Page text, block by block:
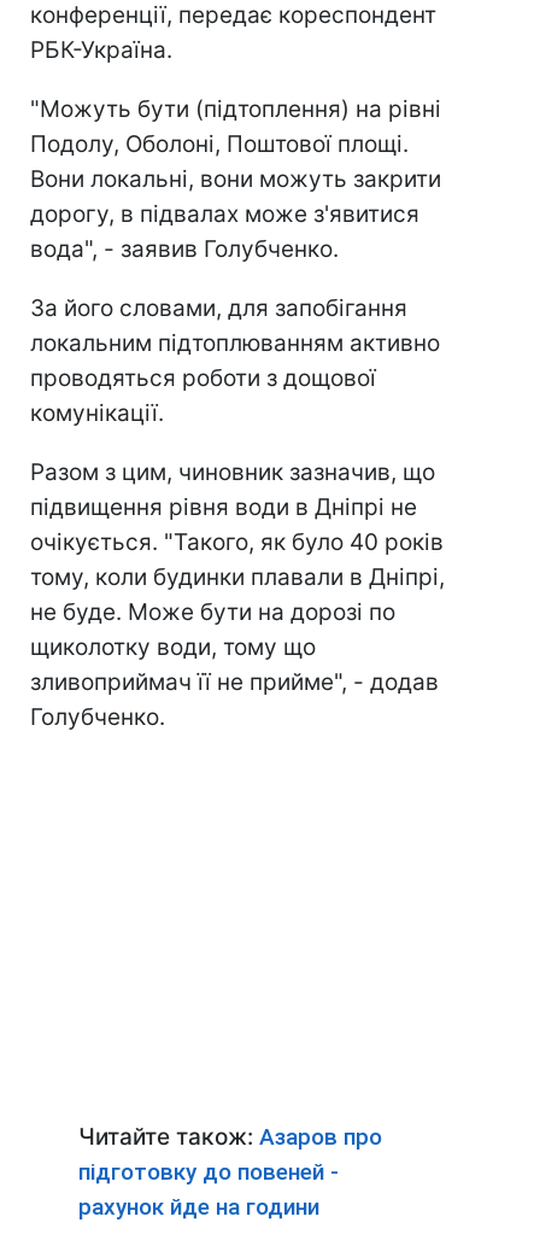
конференції, передає кореспондент
РБК-Україна.
"Можуть бути (підтоплення) на рівні
Подолу, Оболоні, Поштової площі.
Вони локальні, вони можуть закрити
дорогу, в підвалах може з'явитися
вода", - заявив Голубченко.
За його словами, для запобігання
локальним підтоплюванням активно
проводяться роботи з дощової
комунікації.
Разом з цим, чиновник зазначив, що
підвищення рівня води в Дніпрі не
очікується. "Такого, як було 40 років
тому, коли будинки плавали в Дніпрі,
не буде. Може бути на дорозі по
щиколотку води, тому що
зливоприймач її не прийме", - додав
Голубченко.
Читайте також: Азаров про
підготовку до повеней -
рахунок йде на години